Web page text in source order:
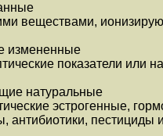
веществами,
измененные
показатели или
натуральные
эстрогенные,
антибиотики, пестициды